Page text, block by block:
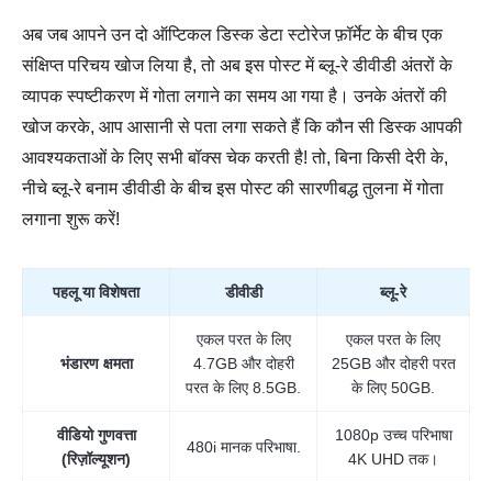
अब जब आपने उन दो ऑप्टिकल डिस्क डेटा स्टोरेज फ़ॉर्मेट के बीच एक
संक्षिप्त परिचय खोज लिया है, तो अब इस पोस्ट में ब्लू-रे डीवीडी अंतरों के
व्यापक स्पष्टीकरण में गोता लगाने का समय आ गया है। उनके अंतरों की
खोज करके, आप आसानी से पता लगा सकते हैं कि कौन सी डिस्क आपकी
आवश्यकताओं के लिए सभी बॉक्स चेक करती है! तो, बिना किसी देरी के,
नीचे ब्लू-रे बनाम डीवीडी के बीच इस पोस्ट की सारणीबद्ध तुलना में गोता
लगाना शुरू करें!
पहलू या विशेषता डीवीडी ब्लू-रे
भंडारण क्षमता
एकल परत के लिए
4.7GB और दोहरी
परत के लिए 8.5GB.
एकल परत के लिए
25GB और दोहरी परत
के लिए 50GB.
वीडियो गुणवत्ता
(रिज़ॉल्यूशन)
480i मानक परिभाषा.
1080p उच्च परिभाषा
4K UHD तक।